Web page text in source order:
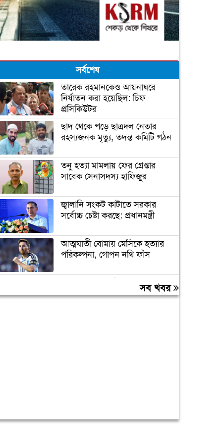
সর্বশেষ
তারেক রহমানকেও আয়নাঘরে
নির্যাতন করা হয়েছিল: চিফ
প্রসিকিউটর
ছাদ থেকে পড়ে ছাত্রদল নেতার
রহস্যজনক মৃত‍্যু, তদন্ত কমিটি গঠন
তনু হত্যা মামলায় ফের গ্রেপ্তার
সাবেক সেনাসদস্য হাফিজুর
জ্বালানি সংকট কাটাতে সরকার
সর্বোচ্চ চেষ্টা করছে: প্রধানমন্ত্রী
আত্মঘাতী বোমায় মেসিকে হত্যার
পরিকল্পনা, গোপন নথি ফাঁস
ঢাকায় গোপন বৈঠককালে যশোর
আ.লীগের ৬ নেতা আটকসব খবর